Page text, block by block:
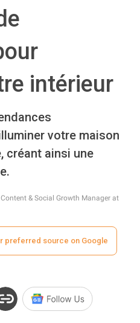
intérieur
votre maison
créant ainsi une
& Social Growth Manager at
preferred source on Google